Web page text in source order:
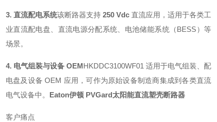
3. 直流配电系统该断路器支持 250 Vdc 直流应用，适用于各类工
业直流配电盘、直流电源分配系统、电池储能系统（BESS）等
场景。
4. 电气组装与设备 OEMHKDDC3100WF01 适用于电气组装、配
电盘及设备 OEM 应用，可作为原始设备制造商集成到各类直流
电气设备中。 Eaton伊顿 PVGard太阳能直流塑壳断路器
客户痛点